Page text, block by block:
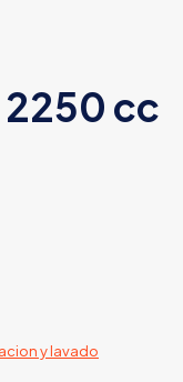
2250 cc
y lavado